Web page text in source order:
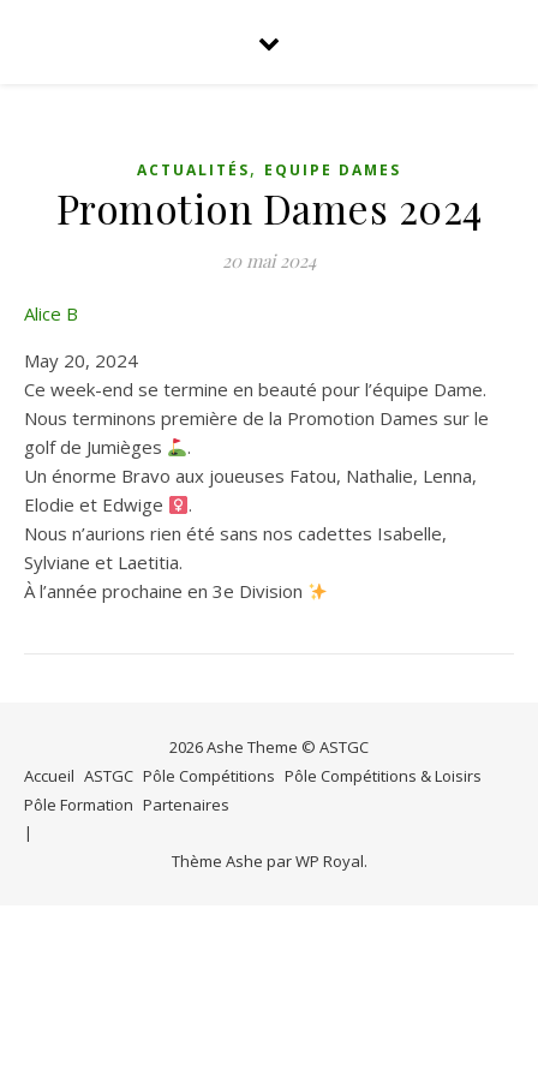
ACTUALITÉS, EQUIPE DAMES
Promotion Dames 2024
20 mai 2024
Alice B
May 20, 2024
Ce week-end se termine en beauté pour l’équipe Dame.
Nous terminons première de la Promotion Dames sur le
golf de Jumièges
.
Un énorme Bravo aux joueuses Fatou, Nathalie, Lenna,
Elodie et Edwige ‍
.
Nous n’aurions rien été sans nos cadettes Isabelle,
Sylviane et Laetitia.
À l’année prochaine en 3e Division
2026 Ashe Theme © ASTGC
Accueil ASTGC Pôle Compétitions Pôle Compétitions & Loisirs
Pôle Formation Partenaires
Thème Ashe parWP Royal.